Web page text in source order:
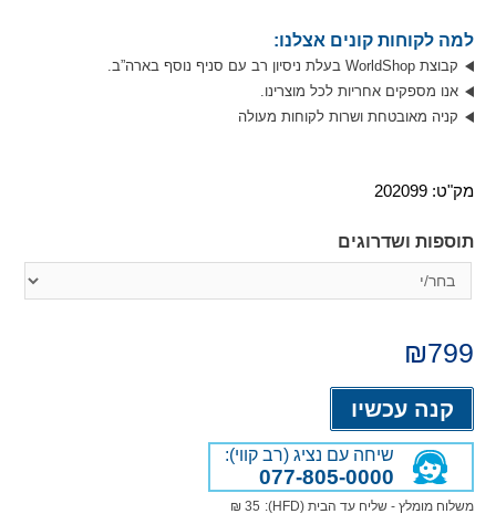
למה לקוחות קונים אצלנו:
קבוצת WorldShop בעלת ניסיון רב עם סניף נוסף בארה”ב.
אנו מספקים אחריות לכל מוצרינו.
קניה מאובטחת ושרות לקוחות מעולה
מק"ט: 202099
תוספות ושדרוגים
₪799
קנה עכשיו
שיחה עם נציג (רב קווי):
077-805-0000
משלוח מומלץ - שליח עד הבית (HFD):
35 ₪